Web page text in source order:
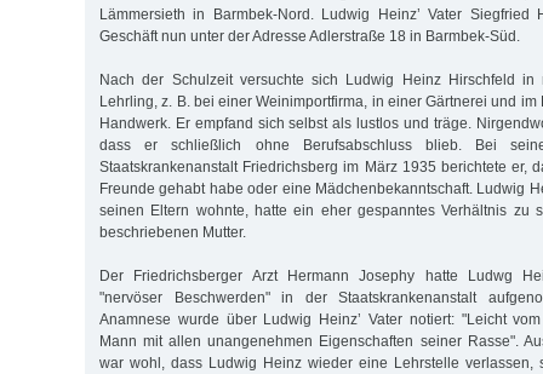
Lämmersieth in Barmbek-Nord. Ludwig Heinz’ Vater Siegfried
Geschäft nun unter der Adresse Adlerstraße 18 in Barmbek-Süd.
Nach der Schulzeit versuchte sich Ludwig Heinz Hirschfeld in
Lehrling, z. B. bei einer Weinimportfirma, in einer Gärtnerei und
Handwerk. Er empfand sich selbst als lustlos und träge.
dass er schließlich ohne Berufsabschluss blieb. Bei
Staatskrankenanstalt Friedrichsberg im März 1935 berichtete er,
Freunde gehabt habe oder eine Mädchenbekanntschaft. Ludwig
seinen Eltern wohnte, hatte ein eher gespanntes Verhältnis zu
beschriebenen Mutter.
Der Friedrichsberger Arzt Hermann Josephy hatte Ludwg
"nervöser Beschwerden" in der Staatskrankenanstalt
Anamnese wurde über Ludwig Heinz’ Vater notiert: "Leicht
Mann mit allen unangenehmen Eigenschaften seiner Rasse".
war wohl, dass Ludwig Heinz wieder eine Lehrstelle verlassen,